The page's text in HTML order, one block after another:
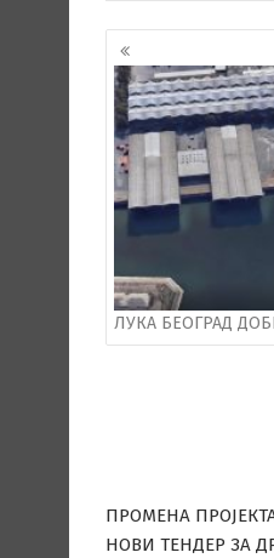
Кретање
чланака
ЛУКА БЕОГРАД
ПРОМЕНА
НОВИ ТЕНДЕР ЗА